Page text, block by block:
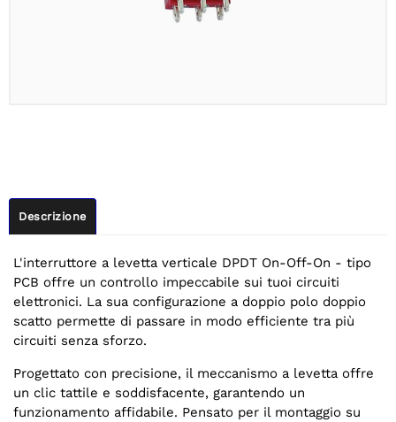
Descrizione
L'interruttore a levetta verticale DPDT On-Off-On - tipo
PCB offre un controllo impeccabile sui tuoi circuiti
elettronici. La sua configurazione a doppio polo doppio
scatto permette di passare in modo efficiente tra più
circuiti senza sforzo.
Progettato con precisione, il meccanismo a levetta offre
un clic tattile e soddisfacente, garantendo un
funzionamento affidabile. Pensato per il montaggio su